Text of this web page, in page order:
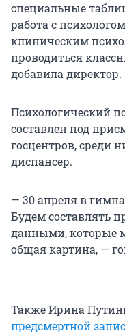
специальные
работа с
клиническим
проводиться
добавила директор.
Психологический
составлен под
госцентров, среди
диспансер.
— 30 апреля в
Будем составлять
данными, которые
общая картина, —
Также Ирина
предсмертной